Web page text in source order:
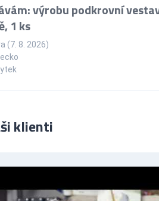
výrobu podkrovní
1 ks
(7. 8. 2026)
klienti